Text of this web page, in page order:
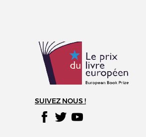
SUIVEZ NOUS !